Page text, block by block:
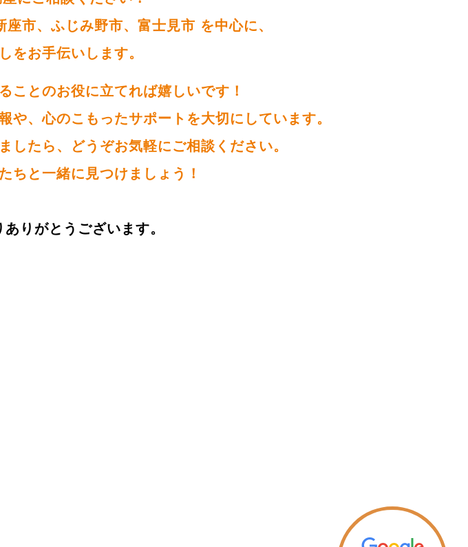
市、ふじみ野市、富士見市 を中心に、
をお手伝いします。
ことのお役に立てれば嬉しいです！
、心のこもったサポートを大切にしています。
したら、どうぞお気軽にご相談ください。
ちと一緒に見つけましょう！
りがとうございます。